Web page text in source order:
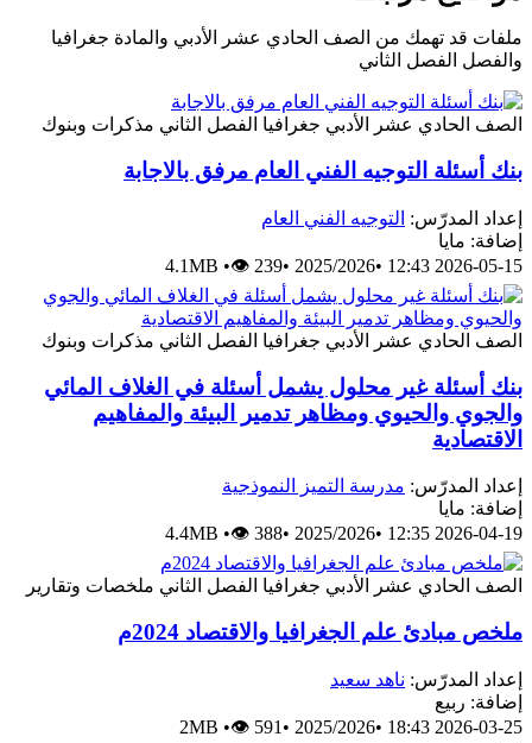
ملفات قد تهمك من الصف الحادي عشر الأدبي والمادة جغرافيا
والفصل الفصل الثاني
الصف الحادي عشر الأدبي جغرافيا الفصل الثاني مذكرات وبنوك
بنك أسئلة التوجيه الفني العام مرفق بالاجابة
إعداد المدرّس: التوجيه الفني العام
إضافة: مايا
2026-05-15 12:43
•
2025/2026
•
4.1MB •👁 239
الصف الحادي عشر الأدبي جغرافيا الفصل الثاني مذكرات وبنوك
بنك أسئلة غير محلول يشمل أسئلة في الغلاف المائي
والجوي والحيوي ومظاهر تدمير البيئة والمفاهيم
الاقتصادية
إعداد المدرّس: مدرسة التميز النموذجية
إضافة: مايا
2026-04-19 12:35
•
2025/2026
•
4.4MB •👁 388
الصف الحادي عشر الأدبي جغرافيا الفصل الثاني ملخصات وتقارير
ملخص مبادئ علم الجغرافيا والاقتصاد 2024م
إعداد المدرّس: ناهد سعيد
إضافة: ربيع
2026-03-25 18:43
•
2025/2026
•
2MB •👁 591